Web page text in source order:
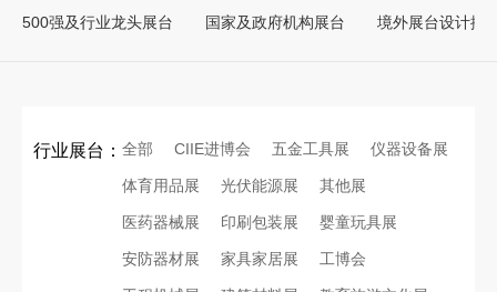
500强及行业龙头展台 国家及政府机构展台 境外展台设计搭
行业展台： 全部 CIIE进博会 五金工具展 仪器设备展
体育用品展 光伏能源展 其他展
医药器械展 印刷包装展 婴童玩具展
安防器材展 家具家居展 工博会